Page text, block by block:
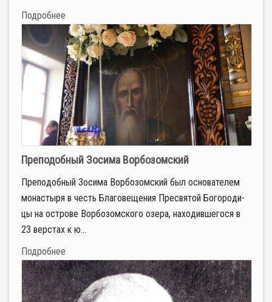
Подробнее
Преподобный Зосима Ворбозомский
Пре­по­доб­ный Зо­си­ма Вор­бо­зо­мский был ос­но­ва­те­лем
мо­на­сты­ря в честь Бла­го­ве­ще­ния Пре­свя­той Бо­го­ро­ди­
цы на ост­ро­ве Вор­бо­зо­мско­го озе­ра, на­хо­див­ше­го­ся в
23 вер­стах к ю...
Подробнее